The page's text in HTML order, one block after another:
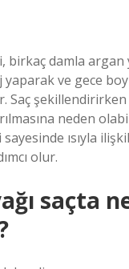
birkaç damla argan
yaparak ve gece
Saç şekillendirirken
neden
ısıyla
olur.
saçta